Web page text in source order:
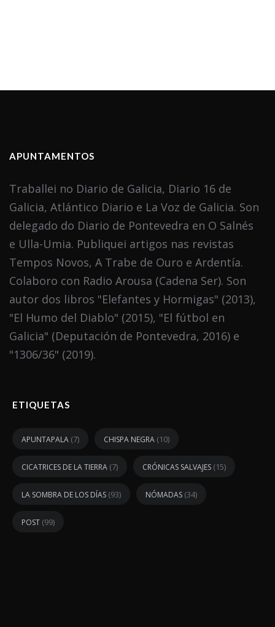
APUNTAMENTOS
Traballei no Diario de Galicia, Diario 16 de
Galicia, Atlántico Diario e La Voz de Galicia. Son
delegado do Diario de Pontevedra en O Salnés
e Ulla-Umia. Publiquei artigos nas revistas
Tempos Novos, A Trabe de Ouro e Ardentía.
Colaboro con Radio Arousa (Cadena Ser). Son
autor dos libros "Elefantes y Hormigas" (2013),
"El Humo del Diablo" (2015), "El fútbol en
Galicia" (Deputación de Pontevedra, 2016) e
"1306/36" (2019).
ETIQUETAS
APUNTAPALA (7) CHISPA NEGRA (10)
CICATRICES DE LA TIERRA (7) CRÓNICAS SALVAJES (15)
LA SOMBRA DE LOS DÍAS (93) NÓMADAS (34)
POST (99)